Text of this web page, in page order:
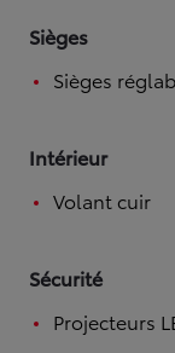
Sièges
Sièges
Intérieur
Volant cuir
Sécurité
Projecteurs